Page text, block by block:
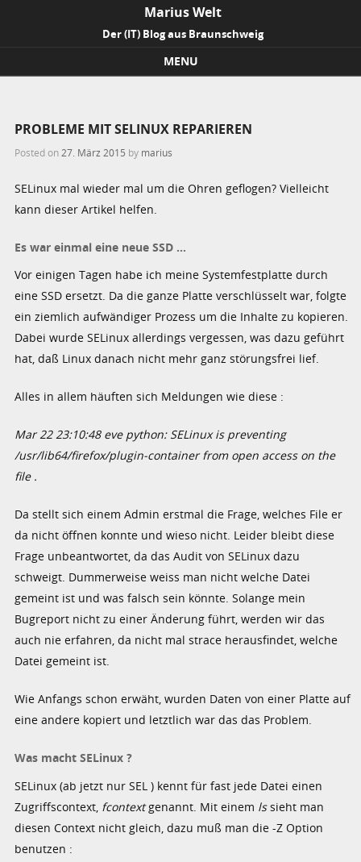
Marius Welt
Der (IT) Blog aus Braunschweig
MENU
PROBLEME MIT SELINUX REPARIEREN
Posted on 27. März 2015 by marius
SELinux mal wieder mal um die Ohren geflogen? Vielleicht
kann dieser Artikel helfen.
Es war einmal eine neue SSD …
Vor einigen Tagen habe ich meine Systemfestplatte durch
eine SSD ersetzt. Da die ganze Platte verschlüsselt war, folgte
ein ziemlich aufwändiger Prozess um die Inhalte zu kopieren.
Dabei wurde SELinux allerdings vergessen, was dazu geführt
hat, daß Linux danach nicht mehr ganz störungsfrei lief.
Alles in allem häuften sich Meldungen wie diese :
Mar 22 23:10:48 eve python: SELinux is preventing
/usr/lib64/firefox/plugin-container from open access on the
file .
Da stellt sich einem Admin erstmal die Frage, welches File er
da nicht öffnen konnte und wieso nicht. Leider bleibt diese
Frage unbeantwortet, da das Audit von SELinux dazu
schweigt. Dummerweise weiss man nicht welche Datei
gemeint ist und was falsch sein könnte. Solange mein
Bugreport nicht zu einer Änderung führt, werden wir das
auch nie erfahren, da nicht mal strace herausfindet, welche
Datei gemeint ist.
Wie Anfangs schon erwäht, wurden Daten von einer Platte auf
eine andere kopiert und letztlich war das das Problem.
Was macht SELinux ?
SELinux (ab jetzt nur SEL ) kennt für fast jede Datei einen
Zugriffscontext, fcontextgenannt. Mit einem lssieht man
diesen Context nicht gleich, dazu muß man die -Z Option
benutzen :